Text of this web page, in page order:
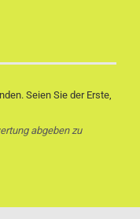
Seien Sie der Erste,
abgeben zu